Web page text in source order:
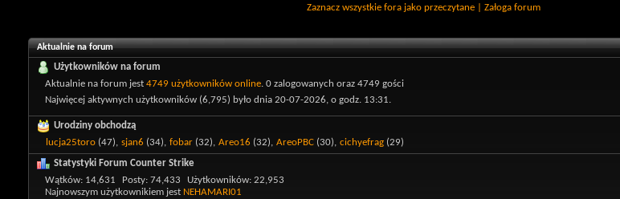
Zaznacz wszystkie fora jako przeczytane| Załoga forum
Aktualnie na forum
Użytkowników na forum
Aktualnie na forum jest 4749 użytkowników online. 0 zalogowanych oraz 4749 gości
Najwięcej aktywnych użytkowników (6,795) było dnia 20-07-2026, o godz. 13:31.
Urodziny obchodzą
lucja25toro (47), sjan6 (34), fobar (32), Areo16 (32), AreoPBC (30), cichyefrag (29)
Statystyki Forum Counter Strike
Wątków 14,631 Posty 74,433 Użytkowników 22,953
Najnowszym użytkownikiem jest NEHAMARI01